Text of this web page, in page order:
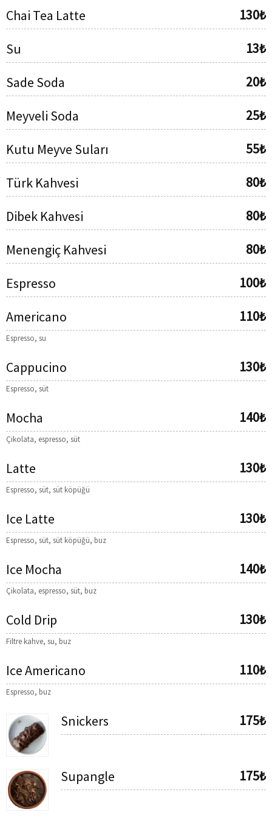
Chai Tea Latte
130₺
Su
13₺
Sade Soda
20₺
Meyveli Soda
25₺
Kutu Meyve Suları
55₺
Türk Kahvesi
80₺
Dibek Kahvesi
80₺
Menengiç Kahvesi
80₺
Espresso
100₺
Americano
110₺
Espresso, su
Cappucino 130₺
Espresso, süt
Mocha 140₺
Çikolata, espresso, süt
Latte 130₺
Espresso, süt, süt köpüğü
Ice Latte 130₺
Espresso, süt, süt köpüğü, buz
Ice Mocha 140₺
Çikolata, espresso, süt, buz
Cold Drip 130₺
Filtre kahve, su, buz
Ice Americano 110₺
Espresso, buz
Snickers 175₺
Supangle 175₺